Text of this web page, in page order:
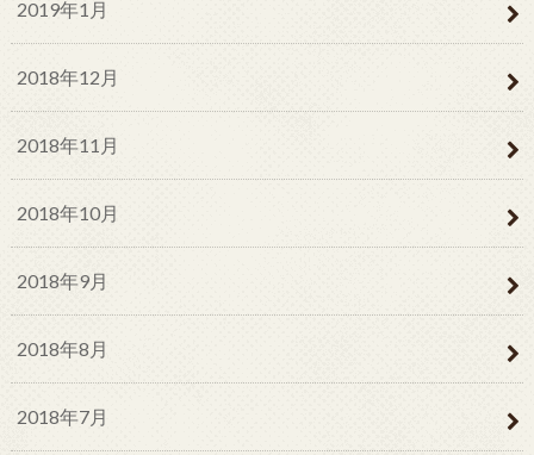
2019年1月
2018年12月
2018年11月
2018年10月
2018年9月
2018年8月
2018年7月